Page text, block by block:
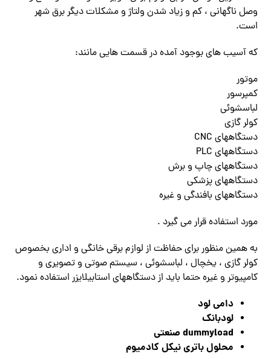
وصل ناگهانی ، کم و زیاد شدن ولتاژ و مشکلات دیگر برق شهر
است.
که آسیب های بوجود آمده در قسمت هایی مانند:
موتور
کمپرسور
لباسشوئی
کولر گازی
دستگاههای CNC
دستگاههای PLC
دستگاههای چاپ و برش
دستگاههای پزشکی
دستگاههای بافندگی و غیره
مورد استفاده قرار می گیرد .
به همین منظور برای حفاظت از لوازم برقی خانگی و اداری بخصوص
کولر گازی ، یخچال ، لباسشوئی ، سیستم صوتی و تصویری و
کامپیوتر و غیره حتما باید از دستگاههای استابیلایزر استفاده نمود.
دامی لود
لودبانک
dummyload صنعتی
محلول باتری نیکل کادمیوم